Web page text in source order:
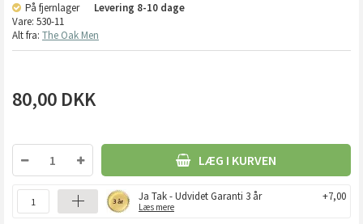
På fjernlager Levering 8-10 dage
Vare: 530-11
Alt fra: The Oak Men
80,00 DKK
LÆG I KURVEN
Ja Tak - Udvidet Garanti 3 år
Læs mere
+7,00